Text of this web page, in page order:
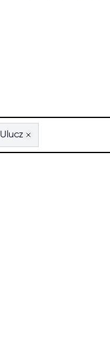
po nazwie lub po
Ulucz